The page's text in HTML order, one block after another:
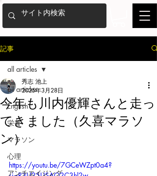
記事
all articles
English
栄養
マラソン
心理
アンチエイジング
all articles
今年も川内優輝さんと走っ
てきました（久喜マラソ
ン）
秀志 池上
2025年3月28日
https://youtu.be/7GCeWZpt0a4?